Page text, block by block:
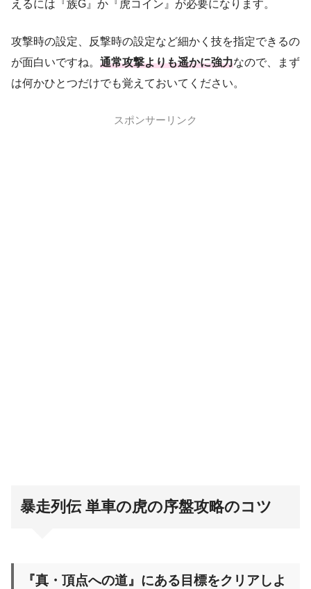
えるには『族G』か『虎コイン』が必要になります。
攻撃時の設定、反撃時の設定など細かく技を指定できるの
が面白いですね。 通常攻撃よりも遥かに強力なので、まず
は何かひとつだけでも覚えておいてください。
スポンサーリンク
暴走列伝 単車の虎の序盤攻略のコツ
『真・頂点への道』にある目標をクリアしよ